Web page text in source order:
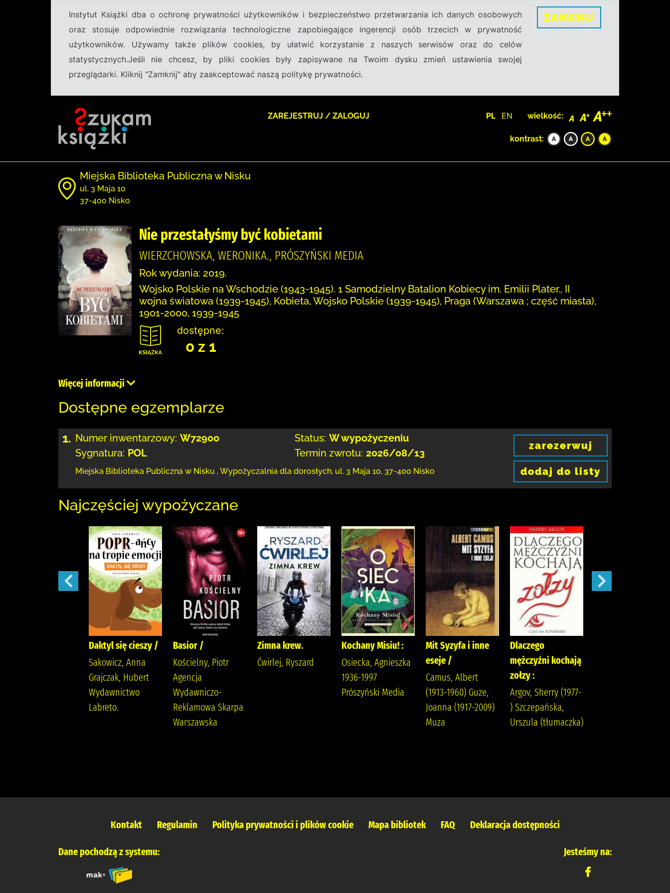
Instytut Książki dba o ochronę prywatności użytkowników i bezpieczeństwo przetwarzania ich danych osobowych
oraz stosuje odpowiednie rozwiązania technologiczne zapobiegające ingerencji osób trzecich w prywatność
użytkowników. Używamy także plików cookies, by ułatwić korzystanie z naszych serwisów oraz do celów
statystycznych.Jeśli nie chcesz, by pliki cookies były zapisywane na Twoim dysku zmień ustawienia swojej
przeglądarki. Kliknij "Zamknij" aby zaakceptować naszą politykę prywatności.
ZAMKNIJ
ZAREJESTRUJ / ZALOGUJ PL EN wielkość:
kontrast:
Miejska Biblioteka Publiczna w Nisku
ul. 3 Maja 10
37-400 Nisko
Nie przestałyśmy być kobietami
WIERZCHOWSKA, WERONIKA., PRÓSZYŃSKI MEDIA
Rok wydania: 2019.
Wojsko Polskie na Wschodzie (1943-1945). 1 Samodzielny Batalion Kobiecy im. Emilii Plater., II
wojna światowa (1939-1945), Kobieta, Wojsko Polskie (1939-1945), Praga (Warszawa ; część miasta),
1901-2000, 1939-1945
dostępne:
0 z 1
Więcej informacji
Dostępne egzemplarze
1. Numer inwentarzowy: W72900
Sygnatura: POL
Status: W wypożyczeniu
Termin zwrotu: 2026/08/13
Miejska Biblioteka Publiczna w Nisku ,Wypożyczalnia dla dorosłych, ul. 3 Maja 10, 37-400 Nisko
zarezerwuj
dodaj do listy
Najczęściej wypożyczane
Daktyl się cieszy /
Sakowicz, Anna
Grajczak, Hubert
Wydawnictwo
Labreto.
Basior /
Kościelny, Piotr
Agencja
Wydawniczo-
Reklamowa Skarpa
Warszawska
Zimna krew.
Ćwirlej, Ryszard
Kochany Misiu! :
Osiecka, Agnieszka
1936-1997
Prószyński Media
Mit Syzyfa i inne
eseje /
Camus, Albert
(1913-1960) Guze,
Joanna (1917-2009)
Muza
Dlaczego
mężczyźni kochają
zołzy :
Argov, Sherry (1977-
) Szczepańska,
Urszula (tłumaczka)
Kontakt Regulamin Polityka prywatności i plików cookie Mapa bibliotek FAQ Deklaracja dostępności
Dane pochodzą z systemu: Jesteśmy na: